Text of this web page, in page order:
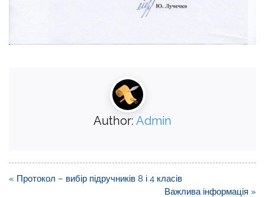
Author: Admin
Навігація
« Протокол – вибір підручників 8 і 4 класів
Важлива інформація »